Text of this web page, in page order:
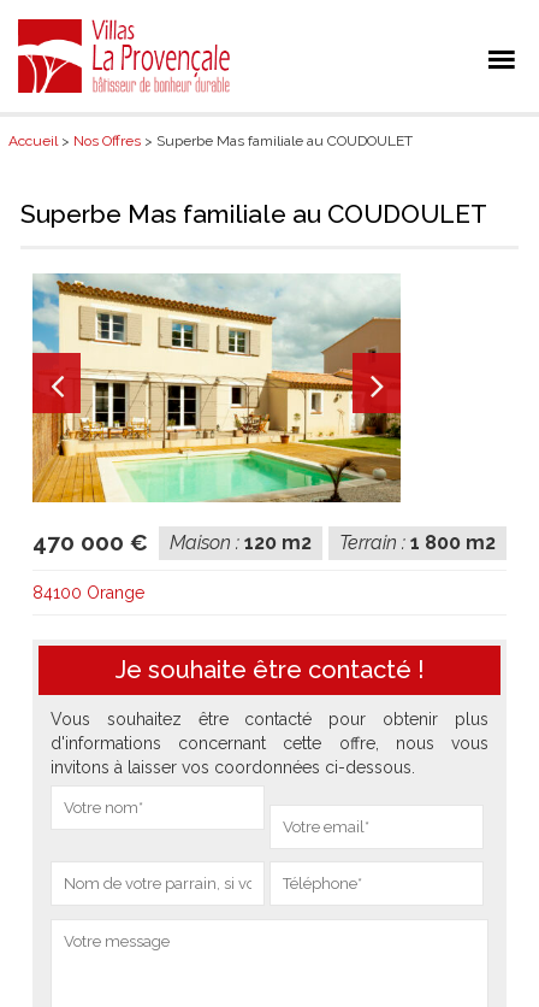
Accueil> Nos Offres > Superbe Mas familiale au COUDOULET
Superbe Mas familiale au COUDOULET
470 000 € Terrain : 1 800 m2
Maison : 120 m2
84100 Orange
Je souhaite être contacté !
Vous souhaitez être contacté pour obtenir plus
d'informations concernant cette offre, nous vous
invitons à laisser vos coordonnées ci-dessous.